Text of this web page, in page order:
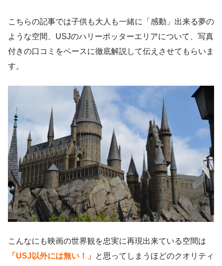
こちらの記事では子供も大人も一緒に「感動」 出来る夢の
ような空間、USJのハリーポッターエリアについて、写真
付きの口コミをベースに徹底解説して伝えさせてもらいま
す。
こんなにも映画の世界観を忠実に再現出来ている空間は
「USJ以外には無い！」 と思ってしまうほどのクオリティ